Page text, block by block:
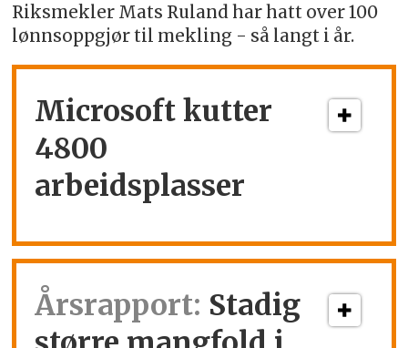
Riksmekler Mats Ruland har hatt over 100
lønnsoppgjør til mekling - så langt i år.
Microsoft kutter
4800
arbeidsplasser
Årsrapport: Stadig